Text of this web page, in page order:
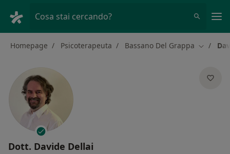
Cosa stai cercando?
Homepage Psicoterapeuta Bassano Del Grappa Cambia
Dott. Davide Dellai